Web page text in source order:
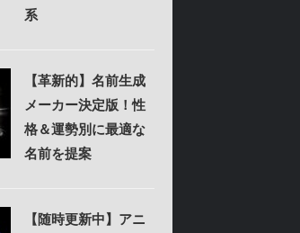
系
【革新的】名前生成
メーカー決定版！性
格＆運勢別に最適な
名前を提案
【随時更新中】アニ